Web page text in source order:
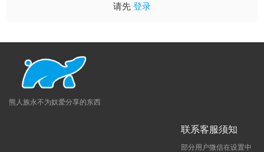
请先 登录
熊人族永不为奴爱分享的东西
联系客服须知
部分用户微信在设置中